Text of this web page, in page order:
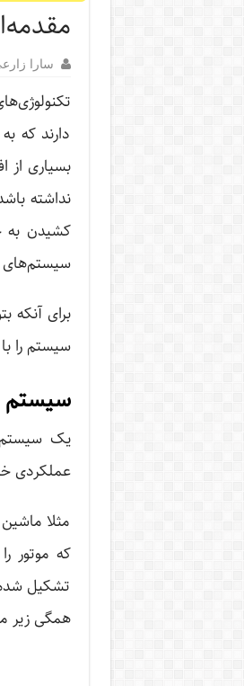
سارا
دارند که
بسیاری از
نداشته
کشیدن به
سیستم‌های
برای آنکه
سیستم را
یک سیستم
عملکردی
مثلا
که موتور
تشکیل
همگی زیر